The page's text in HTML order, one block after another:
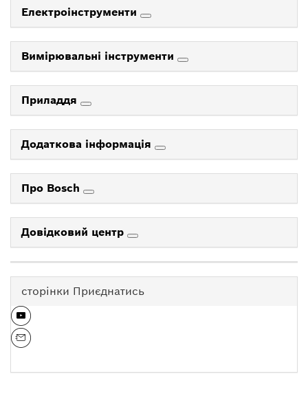
Електроінструменти
Вимірювальні інструменти
Приладдя
Додаткова інформація
Про Bosch
Довідковий центр
сторінки Приєднатись